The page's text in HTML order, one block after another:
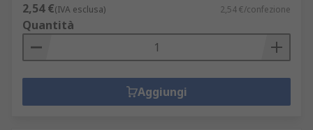
2,54 €(IVA esclusa) 2,54 €/confezione
Quantità
Aggiungi